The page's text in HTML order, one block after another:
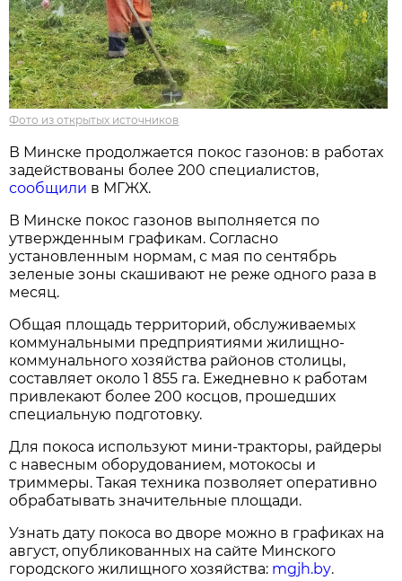
Фото из открытых источников
В Минске продолжается покос газонов: в работах
задействованы более 200 специалистов,
сообщили в МГЖХ.
В Минске покос газонов выполняется по
утвержденным графикам. Согласно
установленным нормам, с мая по сентябрь
зеленые зоны скашивают не реже одного раза в
месяц.
Общая площадь территорий, обслуживаемых
коммунальными предприятиями жилищно-
коммунального хозяйства районов столицы,
составляет около 1 855 га. Ежедневно к работам
привлекают более 200 косцов, прошедших
специальную подготовку.
Для покоса используют мини-тракторы, райдеры
с навесным оборудованием, мотокосы и
триммеры. Такая техника позволяет оперативно
обрабатывать значительные площади.
Узнать дату покоса во дворе можно в графиках на
август, опубликованных на сайте Минского
городского жилищного хозяйства: mgjh.by.